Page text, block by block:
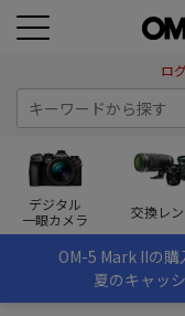
ロ
デジタル
一眼カメラ
交換レ
OM-5 Mark IIの購
夏のキャッ